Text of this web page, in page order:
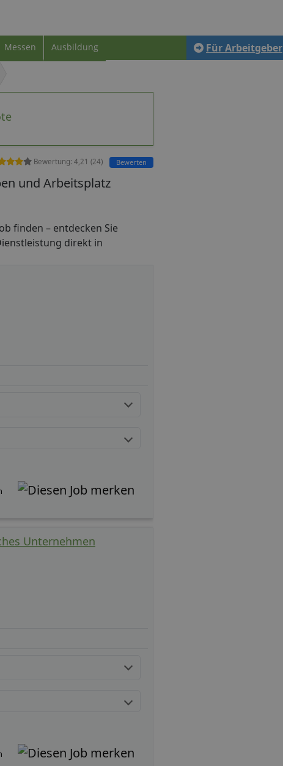
Messen Ausbildung Für Arbeitgeber
Bewertung: 4,21 (24) Bewerten
und Arbeitsplatz
finden – entdecken Sie
direkt in
Unternehmen